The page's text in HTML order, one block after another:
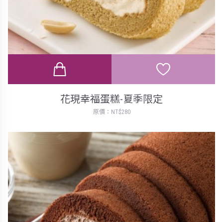
花現幸福蛋糕-夏季限定
原價：NT$280